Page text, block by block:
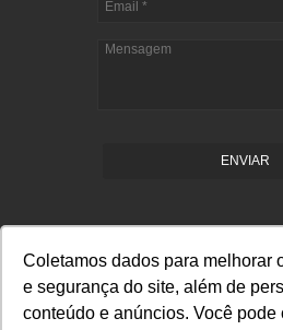
Coletamos dados para melhorar
e segurança do site, além de
conteúdo e anúncios. Você pode
ENVIAR